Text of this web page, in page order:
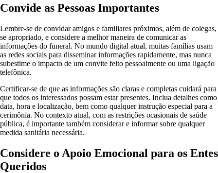
Convide as Pessoas Importantes
Lembre-se de convidar amigos e familiares próximos, além de colegas,
se apropriado, e considere a melhor maneira de comunicar as
informações do funeral. No mundo digital atual, muitas famílias usam
as redes sociais para disseminar informações rapidamente, mas nunca
subestime o impacto de um convite feito pessoalmente ou uma ligação
telefônica.
Certificar-se de que as informações são claras e completas cuidará para
que todos os interessados possam estar presentes. Inclua detalhes como
data, hora e localização, bem como qualquer instrução especial para a
cerimônia. No contexto atual, com as restrições ocasionais de saúde
pública, é importante também considerar e informar sobre qualquer
medida sanitária necessária.
Considere o Apoio Emocional para os Entes
Queridos